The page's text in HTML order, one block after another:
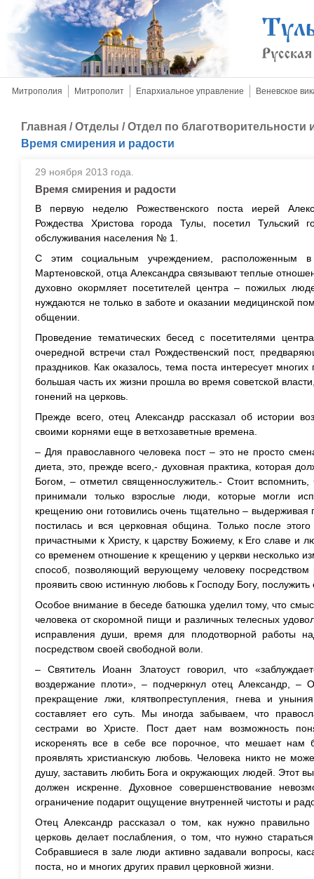
Митрополия Митрополит Епархиальное управление Веневское
Главная /Отделы /Отдел по
Время смирения и радости
29 ноября 2013 года.
Время смирения и радости
В первую неделю Рожественского поста иерей
Рождества Христова города Тулы, посетил Тульский
обслуживания населения № 1.
С этим социальным учреждением, расположенным
Мартеновской, отца Александра связывают теплые
духовно окормляет посетителей центра – пожилых
нуждаются не только в заботе и оказании медицинской
общении.
Проведение тематических бесед с посетителями
очередной встречи стал Рождественский пост,
праздников. Как оказалось, тема поста интересует
большая часть их жизни прошла во время советской
гонений на церковь.
Прежде всего, отец Александр рассказал об истории
своими корнями еще в ветхозаветные времена.
– Для православного человека пост – это не просто
диета, это, прежде всего,- духовная практика, которая
Богом, – отметил священнослужитель.- Стоит
принимали только взрослые люди, которые могли
крещению они готовились очень тщательно – выдерживая
постилась и вся церковная община. Только после
причастными к Христу, к царству Божиему, к Его славе и
со временем отношение к крещению у церкви несколько
способ, позволяющий верующему человеку посредством
проявить свою истинную любовь к Господу Богу,
Особое внимание в беседе батюшка уделил тому, что
человека от скоромной пищи и различных телесных
исправления души, время для плодотворной работы
посредством своей свободной воли.
– Святитель Иоанн Златоуст говорил, что
воздержание плоти», – подчеркнул отец Александр, –
прекращение лжи, клятвопреступления, гнева и
составляет его суть. Мы иногда забываем, что
сестрами во Христе. Пост дает нам возможность
искоренять все в себе все порочное, что мешает нам
проявлять христианскую любовь. Человека никто не
душу, заставить любить Бога и окружающих людей. Этот
должен искренне. Духовное совершенствование
ограничение подарит ощущение внутренней чистоты и
Отец Александр рассказал о том, как нужно
церковь делает послабления, о том, что нужно
Собравшиеся в зале люди активно задавали вопросы,
поста, но и многих других правил церковной жизни.